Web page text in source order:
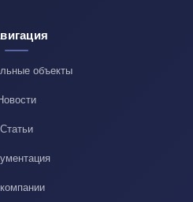
объекты
Статьи